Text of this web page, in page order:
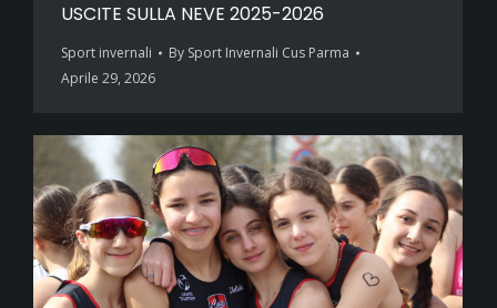
USCITE SULLA NEVE 2025-2026
Sport invernali By Sport Invernali Cus Parma
Aprile 29, 2026